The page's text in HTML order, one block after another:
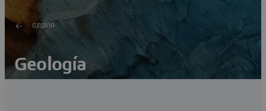
GEOVIA
Geología